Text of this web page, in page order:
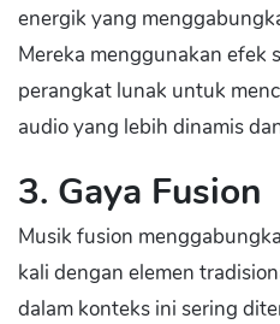
energik yang
Mereka menggunakan efek
perangkat lunak untuk
audio yang lebih dinamis
3. Gaya Fusion
Musik fusion
kali dengan elemen
dalam konteks ini sering